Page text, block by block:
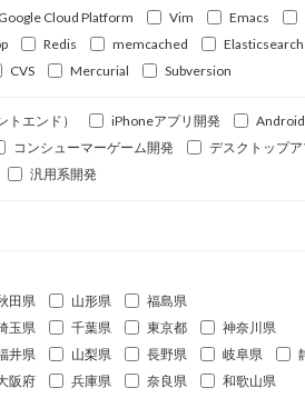
Google Cloud Platform Vim Emacs
Redis memcached Elasticsearch
CVS Mercurial Subversion
トエンド） iPhoneアプリ開発
コンシューマーゲーム開発
デスクトップ
汎用系開発
田県 山形県
福島県
玉県 千葉県 東京都
神奈川県
井県 山梨県 長野県 岐阜県
阪府 兵庫県 奈良県
和歌山県